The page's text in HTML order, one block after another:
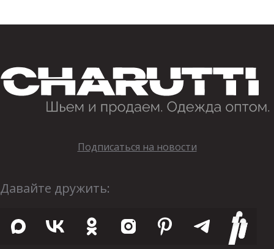
Подписаться на новости
Давайте дружить: